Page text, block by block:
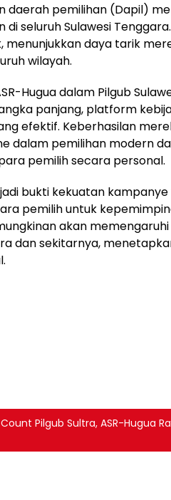
daerah pemilihan (Dapil)
di seluruh Sulawesi
menunjukkan daya tarik
wilayah.
Hugua dalam Pilgub
panjang, platform
efektif. Keberhasilan
dalam pemilihan modern
pemilih secara personal.
bukti kekuatan
pemilih untuk
akan
dan sekitarnya,
Pilgub Sultra, ASR-Hugua